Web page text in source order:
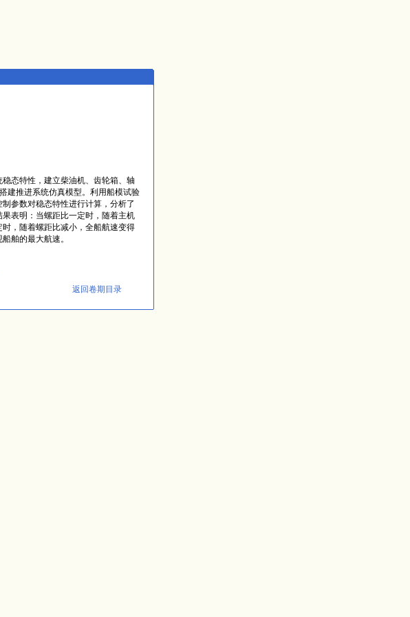
态特性，建立柴油机、齿轮箱、轴
建推进系统仿真模型。利用船模试验
参数对稳态特性进行计算，分析了
表明：当螺距比一定时，随着主机
，随着螺距比减小，全船航速变得
舶的最大航速。
返回卷期目录